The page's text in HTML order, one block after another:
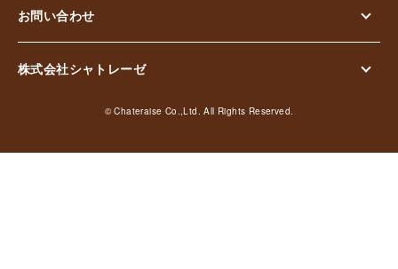
お問い合わせ
株式会社シャトレーゼ
© Chateraise Co.,Ltd. All Rights Reserved.